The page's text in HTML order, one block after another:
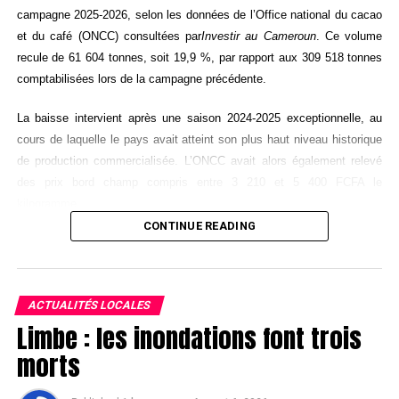
campagne 2025-2026, selon les données de l’Office national du cacao
et du café (ONCC) consultées parInvestir au Cameroun. Ce volume
recule de 61 604 tonnes, soit 19,9 %, par rapport aux 309 518 tonnes
comptabilisées lors de la campagne précédente.
La baisse intervient après une saison 2024-2025 exceptionnelle, au
cours de laquelle le pays avait atteint son plus haut niveau historique
de production commercialisée. L’ONCC avait alors également relevé
La notion de production commercialisée désigne les volumes
récoltées dans les plantations, en raison notamment des stocks, des
décalages de vente ou d’éventuels flux échappant aux circuits suivis
par le régulateur.
Le plus faible volume en cinq campagnes
CONTINUE READING
ACTUALITÉS LOCALES
Limbe : les inondations font trois
morts